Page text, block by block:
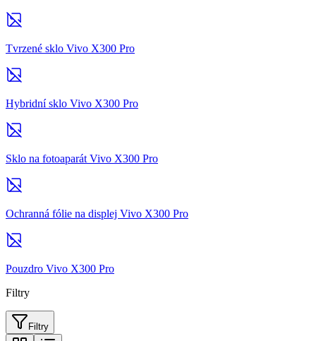
Tvrzené sklo Vivo X300 Pro
Hybridní sklo Vivo X300 Pro
Sklo na fotoaparát Vivo X300 Pro
Ochranná fólie na displej Vivo X300 Pro
Pouzdro Vivo X300 Pro
Filtry
Filtry